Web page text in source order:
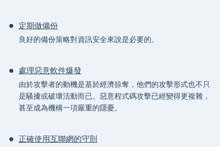
定期做備份
良好的備份策略對資訊安全來說是必要的。
處理惡意軟件爆發
由於攻擊者的動機是基於經濟掠奪，他們的攻擊形式也不只
是騷擾或破壞活動而已。惡意程式碼攻擊已經變得更複雜，
甚至成為機構一項嚴重的隱憂。
正確使用互聯網的守則